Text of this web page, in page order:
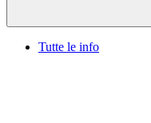
Tutte le info